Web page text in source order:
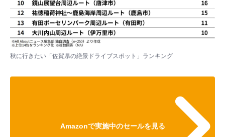
秋に行きたい「佐賀県の絶景ドライブスポット」ランキング
Amazonで実施中のセールを見る